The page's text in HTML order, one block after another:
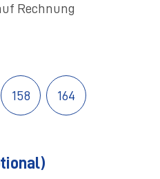
Rechnung
158 164